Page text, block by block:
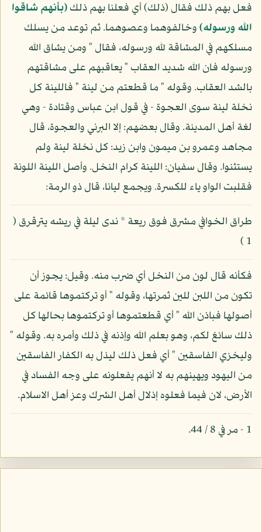
فعل بهم ذلك فقال (ذلك) أي فعلنا بهم ذلك(بأنهم شاقوا
الله ورسوله)وخالفوهما وعصوهما. ثم توعد من يسلك
مسلكهم في المشاقة لله ورسوله، فقال " ومن يشاق الله
ورسوله فان الله شديد العقاب " يعاقبهم على مشاقتهم
بالشد العقاب. وقوله " ما قطعتم من لينة " فاللينة كل
نخلة لينة سوى العجوة - في قول ابن عباس وقتادة - وهي
لغة أهل المدينة. وقال بعضهم: إلا البرني والعجوة، قال
مجاهد وعمرو بن ميمون وابن زيد: كل نخلة لينة ولم
يستثنوا. وقال سفيان: اللينة كرام النخل. وأصل اللينة اللونة
فقلبت الواو ياء للكسرة. ويجمع ليانا، قال ذو الرمة:
طراق الخوافي مشرق فوق ريعة * ندى ليلة في ريشه يترقرق (
1 )
فكأنه قال لون من النخل أي ضرب منه. وقيل: يجوز أن
تكون من اللبن للين ثمرتها، وقوله " أو تركتموها قائمة على
أصولها فباذن الله " أي قطعتموها أو تركتموها بحالها كل
ذلك سائغ لكم، وهو بعلم الله وإذنه في ذلك وأمره به. وقوله "
وليخزي الفاسقين " أي فعل ذلك ليذل به الكفار الفاسقين
من اليهود ويهينهم به لا أنهم يفعلونه على وجه الفساد في
الأرض، لان فيما فعلوه إذلال أهل الشرك وعز أهل الاسلام.
1 - مر في 8 / 44.